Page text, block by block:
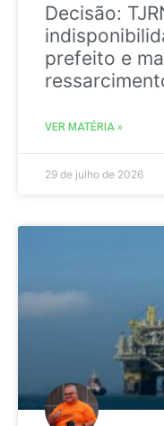
Decisão:
prefeito e
VER MATÉRIA »
29 de julho de 2026